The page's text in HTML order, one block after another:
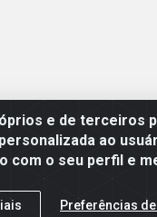
e de terceiros
ao
com o seu perfil e
Preferências
- Rua João Miguel